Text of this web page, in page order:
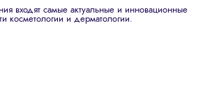
входят самые актуальные и инновационные
косметологии и дерматологии.